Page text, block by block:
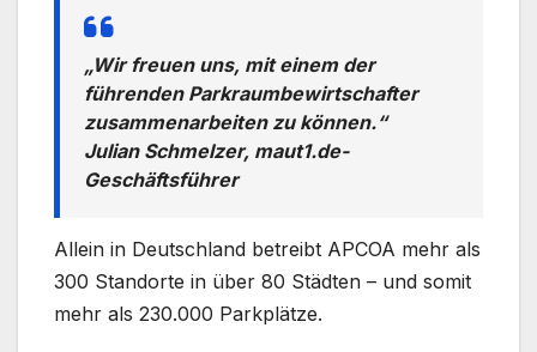
„Wir freuen uns, mit einem der
führenden Parkraumbewirtschafter
zusammenarbeiten zu können.“
Julian Schmelzer, maut1.de-
Geschäftsführer
Allein in Deutschland betreibt APCOA mehr als
300 Standorte in über 80 Städten – und somit
mehr als 230.000 Parkplätze.